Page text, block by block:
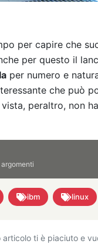
per capire che
per questo il
per numero e
che può
peraltro, non
ibm linux
articolo ti è piaciuto e